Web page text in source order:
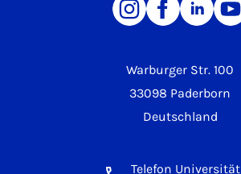
Warburger Str. 100
33098 Paderborn
Deutschland
Telefon Universität